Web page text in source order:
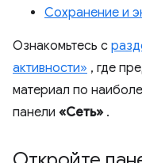
Сохранение и
Ознакомьтесь с
активности» , где
материал по
панели «Сеть» .